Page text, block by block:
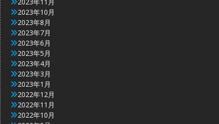
2023年10月
2023年8月
2023年7月
2023年6月
2023年5月
2023年4月
2023年3月
2023年1月
2022年12月
2022年11月
2022年10月